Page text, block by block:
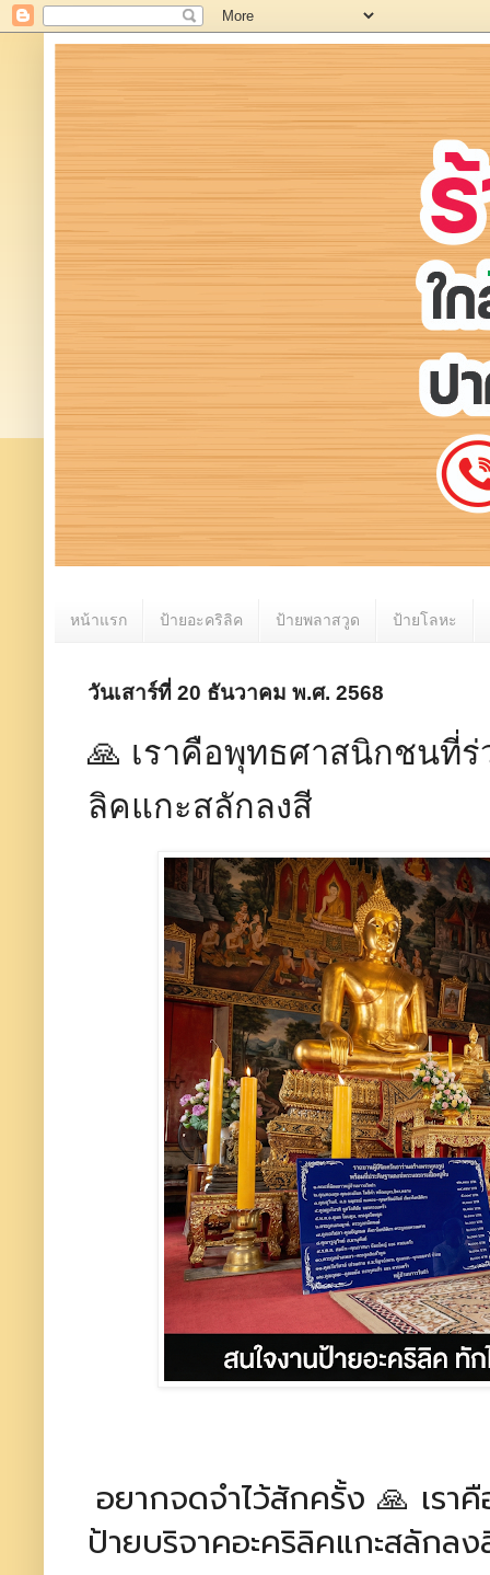
หน้าแรก ป้ายอะคริลิค ป้ายพลาสวูด ป้ายโลหะ
วันเสาร์ที่ 20 ธันวาคม พ.ศ. 2568
🙏 เราคือพุทธศาสนิกชนที่
ลิคแกะสลักลงสี
อยากจดจำไว้สักครั้ง 🙏 เร
ป้ายบริจาคอะคริลิคแกะสลักล